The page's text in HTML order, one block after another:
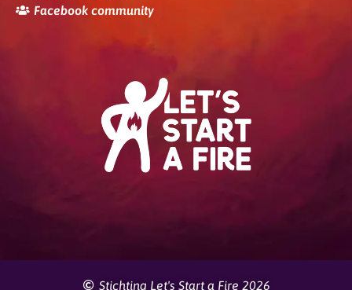
Facebook community
Stichting Let's Start a Fire 2026